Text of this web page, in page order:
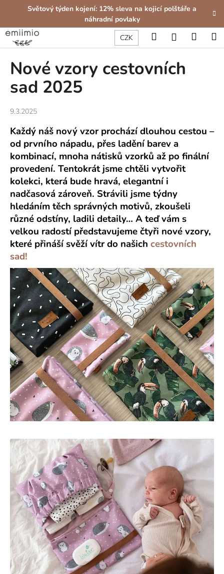
Světový týden kojení: 12% sleva na kojicí polštáře a
náhradní povlaky
CZK
HledatPřihlášení
Nové vzory cestovních
sad 2025
9.3.2025
Každý náš nový vzor prochází dlouhou cestou –
od prvního nápadu, přes ladění barev a
kombinací, mnoha nátisků vzorků až po finální
provedení. Tentokrát jsme chtěli vytvořit
kolekci, která bude hravá, elegantní i
nadčasová zároveň. Strávili jsme týdny
hledáním těch správných motivů, zkoušeli
různé odstíny, ladili detaily… A teď vám s
velkou radostí představujeme čtyři nové vzory,
které přináší svěží vítr do našich cestovních
sad!
š
í
o
p
o
t
e
b
u
j
e
t
e
n
a
j
í
t
?
HLEDAT
D
o
p
o
u
č
u
j
m
e